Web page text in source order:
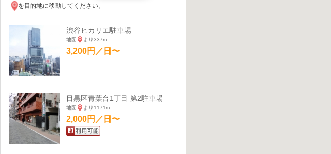
を目的地に移動してください。
渋谷ヒカリエ駐車場
地図 より337m
3,200円／日〜
目黒区青葉台1丁目 第2駐車場
地図 より1171m
2,000円／日〜